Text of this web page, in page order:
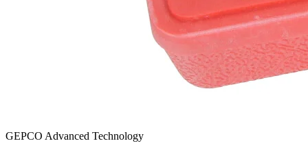
GEPCO Advanced Technology